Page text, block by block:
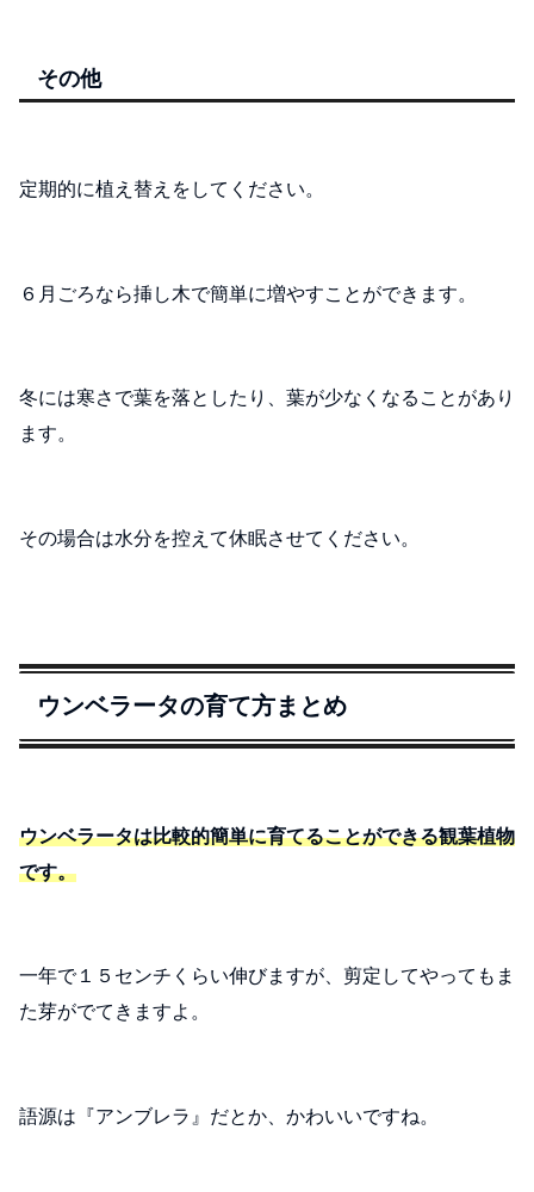
その他
定期的に植え替えをしてください。
６月ごろなら挿し木で簡単に増やすことができます。
冬には寒さで葉を落としたり、葉が少なくなることがあり
ます。
その場合は水分を控えて休眠させてください。
ウンベラータの育て方まとめ
ウンベラータは比較的簡単に育てることができる観葉植物
です。
一年で１５センチくらい伸びますが、剪定してやってもま
た芽がでてきますよ。
語源は『アンブレラ』だとか、かわいいですね。